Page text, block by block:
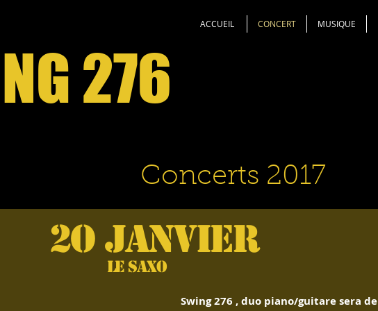
ACCUEIL CONCERT MUSIQUE
276
Concerts 2017
Swing 276 , duo piano/guitare sera de
2O janvier
Le saxo